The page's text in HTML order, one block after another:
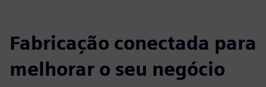
Fabricação conectada para
melhorar o seu negócio